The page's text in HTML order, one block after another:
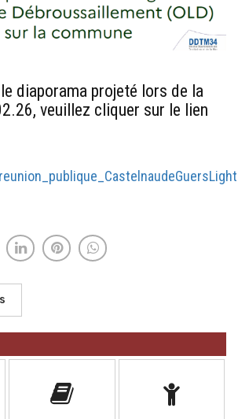
diaporama projeté lors de la
veuillez cliquer sur le lien